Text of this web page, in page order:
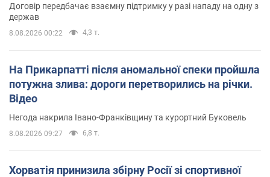
Договір передбачає взаємну підтримку у разі нападу на одну з
держав
8.08.2026 00:22 4,3 т.
На Прикарпатті після аномальної спеки пройшла
потужна злива: дороги перетворились на річки.
Відео
Негода накрила Івано-Франківщину та курортний Буковель
8.08.2026 09:27 6,8 т.
Хорватія принизила збірну Росії зі спортивної